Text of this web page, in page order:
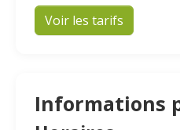
Voir les tarifs
Informations